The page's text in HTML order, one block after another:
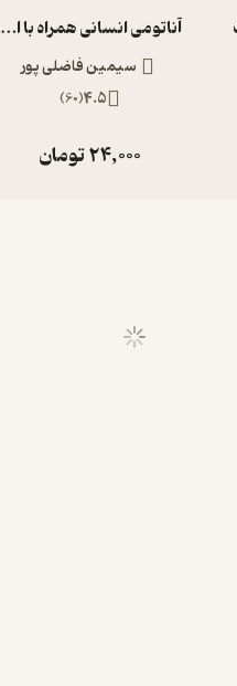
آناتومی انسانی همراه با اطلس رنگی و نکات بالینی
سیمین فاضلی پور
4.5
(
60
)
24,000تومان